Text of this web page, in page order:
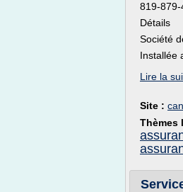
819-879-
Détails
Société
Installée
Lire la
Site :
Thèmes